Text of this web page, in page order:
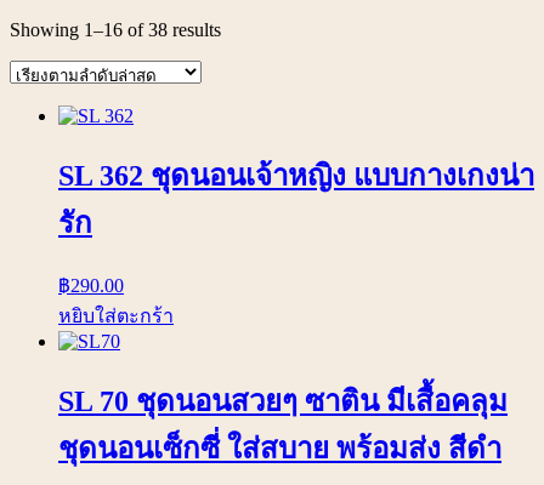
Showing 1–16 of 38 results
SL 362 ชุดนอนเจ้าหญิง แบบกางเกงน่า
รัก
฿290.00
หยิบใส่ตะกร้า
SL 70 ชุดนอนสวยๆ ซาติน มีเสื้อคลุม
ชุดนอนเซ็กซี่ ใส่สบาย พร้อมส่ง สีดำ